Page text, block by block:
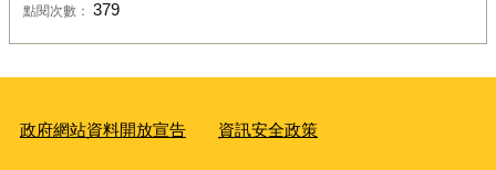
點閱次數： 379
政府網站資料開放宣告 資訊安全政策